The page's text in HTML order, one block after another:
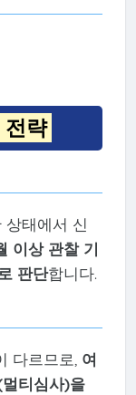
전략
상태에서 신
이상 관찰 기
판단합니다.
다르므로, 여
티심사)을